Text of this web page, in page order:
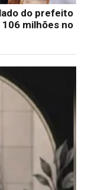
do prefeito
milhões no